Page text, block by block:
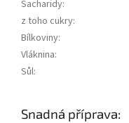
Sacharidy:
z toho cukry:
Bílkoviny:
Vláknina:
Sůl:
Snadná příprava: